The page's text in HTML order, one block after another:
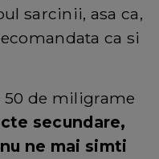
sarcinii, asa ca,
ca si
de miligrame
secundare,
ne mai simti